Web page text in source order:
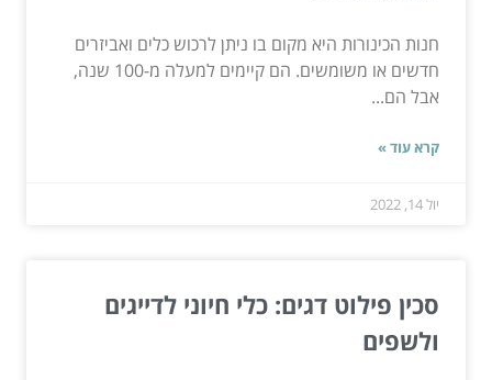
חנות הכינורות היא מקום בו ניתן לרכוש כלים ואביזרים
חדשים או משומשים. הם קיימים למעלה מ-100 שנה,
אבל הם...
קרא עוד »
יול 14, 2022
סכין פילוט דגים: כלי חיוני לדייגים
ולשפים